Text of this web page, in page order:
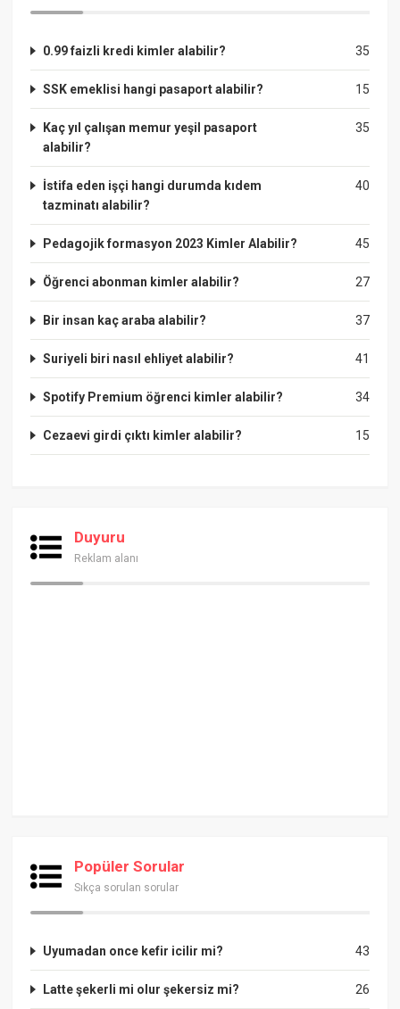
35
0.99 faizli kredi kimler alabilir?
15
SSK emeklisi hangi pasaport alabilir?
35
Kaç yıl çalışan memur yeşil pasaport
alabilir?
40
İstifa eden işçi hangi durumda kıdem
tazminatı alabilir?
45
Pedagojik formasyon 2023 Kimler Alabilir?
27
Öğrenci abonman kimler alabilir?
37
Bir insan kaç araba alabilir?
41
Suriyeli biri nasıl ehliyet alabilir?
34
Spotify Premium öğrenci kimler alabilir?
15
Cezaevi girdi çıktı kimler alabilir?
Duyuru
Reklam alanı
Popüler Sorular
Sıkça sorulan sorular
43
Uyumadan once kefir icilir mi?
26
Latte şekerli mi olur şekersiz mi?